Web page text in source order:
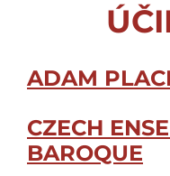
ADAM
CZECH
BAROQUE